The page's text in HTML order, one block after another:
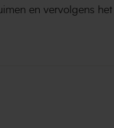
en vervolgens